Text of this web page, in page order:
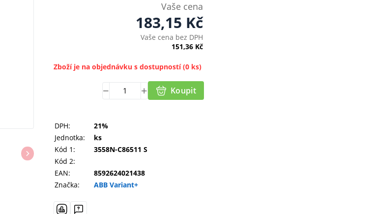
Vaše cena
183,15 Kč
Vaše cena bez DPH
151,36 Kč
Zboží je na objednávku s dostupností(0 ks)
Koupit
DPH:
21%
Jednotka:
ks
Kód 1:
3558N-C86511 S
Kód 2:
EAN:
8592624021438
Značka:
ABB Variant+